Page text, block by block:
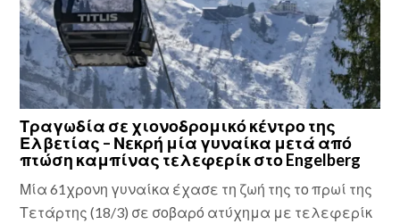
Τραγωδία σε χιονοδρομικό κέντρο της
Ελβετίας – Νεκρή μία γυναίκα μετά από
πτώση καμπίνας τελεφερίκ στο Engelberg
Μία 61χρονη γυναίκα έχασε τη ζωή της το πρωί της
Τετάρτης (18/3) σε σοβαρό ατύχημα με τελεφερίκ